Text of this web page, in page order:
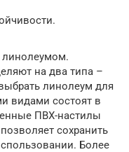
линолеумом.
на два типа –
линолеум для
видами состоят в
ПВХ-настилы
сохранить
Более